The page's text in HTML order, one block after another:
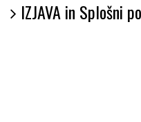
IZJAVA in Splošni